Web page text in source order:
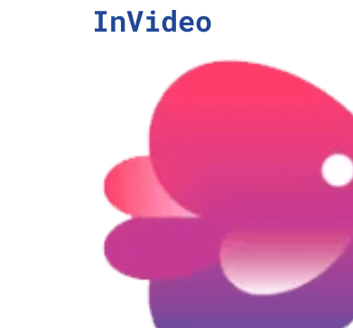
InVideo